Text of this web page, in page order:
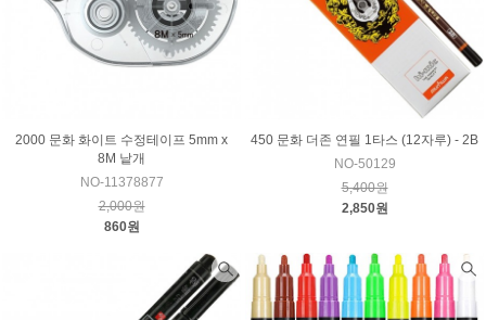
2000 문화 화이트 수정테이프 5mm x
8M 낱개
NO-11378877
2,000원
860원
450 문화 더존 연필 1타스 (12자루) - 2B
NO-50129
5,400원
2,850원